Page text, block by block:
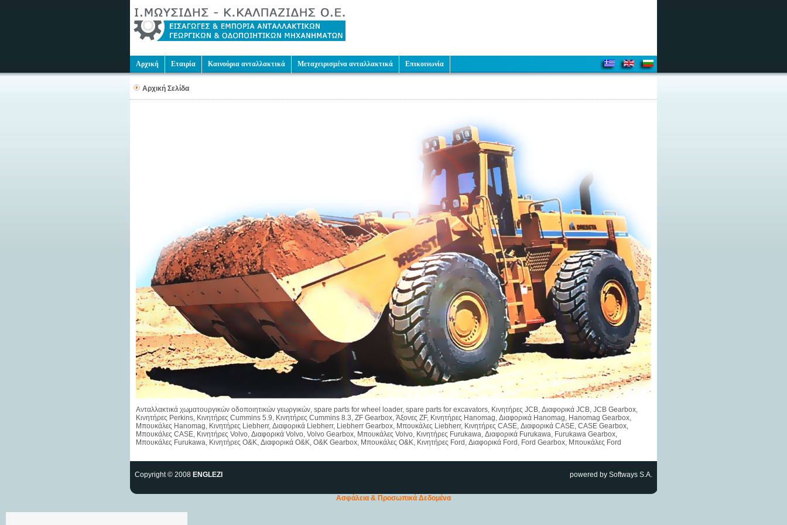
Αρχική Εταιρία Καινούρια ανταλλακτικά Μεταχειρισμένα ανταλλακτικά Επικοινωνία
Αρχική Σελίδα
Ανταλλακτικά χωματουργικών οδοποιητικών γεωργικών, spare parts for wheel loader, spare parts for excavators, Κινητήρες JCB, Διαφορικά JCB, JCB Gearbox,
Κινητήρες Perkins, Κινητήρες Cummins 5.9, Κινητήρες Cummins 8.3, ZF Gearbox, Άξονες ZF, Κινητήρες Hanomag, Διαφορικά Hanomag, Hanomag Gearbox,
Μπουκάλες Hanomag, Κινητήρες Liebherr, Διαφορικά Liebherr, Liebherr Gearbox, Μπουκάλες Liebherr, Κινητήρες CASE, Διαφορικά CASE, CASE Gearbox,
Μπουκάλες CASE, Κινητήρες Volvo, Διαφορικά Volvo, Volvo Gearbox, Μπουκάλες Volvo, Κινητήρες Furukawa, Διαφορικά Furukawa, Furukawa Gearbox,
Μπουκάλες Furukawa, Κινητήρες O&K, Διαφορικά O&K, O&K Gearbox, Μπουκάλες O&K, Κινητήρες Ford, Διαφορικά Ford, Ford Gearbox, Μπουκάλες Ford
Copyright © 2008 ENGLEZI powered by Softways S.A.
Ασφάλεια & Προσωπικά Δεδομένα